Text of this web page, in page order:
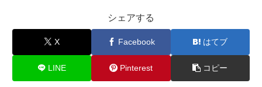
シェアする
X Facebook はてブ
LINE Pinterest コピー